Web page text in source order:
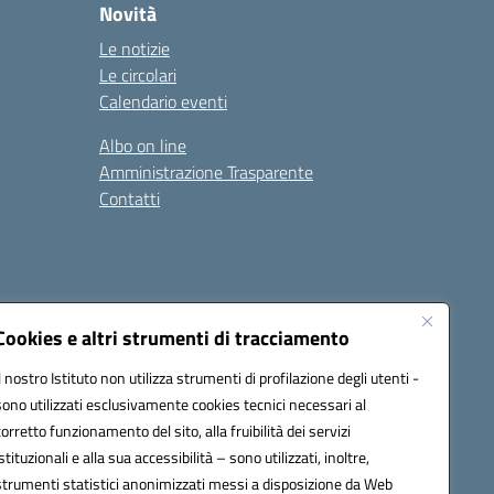
e altri strumenti di tracciamento
nostro Istituto non utilizza strumenti di profilazione degli utenti -
utilizzati esclusivamente cookies tecnici necessari al
funzionamento del sito, alla fruibilità dei servizi
e alla sua accessibilità – sono utilizzati, inoltre,
statistici anonimizzati messi a disposizione da Web
Novità
Le notizie
Le circolari
Calendario eventi
Albo on line
Amministrazione Trasparente
Contatti